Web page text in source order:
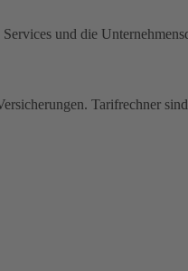
und die
Tarifrechner